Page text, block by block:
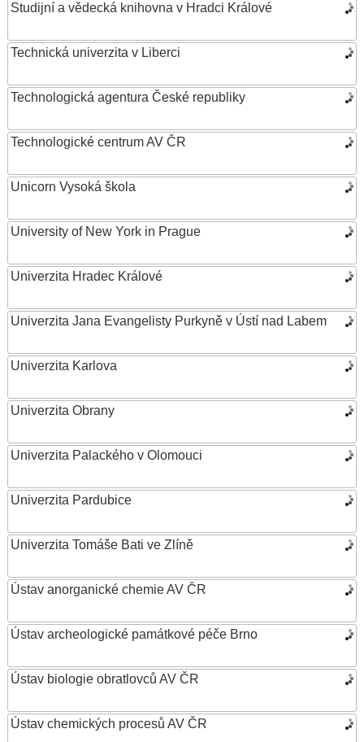
Studijní a vědecká knihovna v Hradci Králové
Technická univerzita v Liberci
Technologická agentura České republiky
Technologické centrum AV ČR
Unicorn Vysoká škola
University of New York in Prague
Univerzita Hradec Králové
Univerzita Jana Evangelisty Purkyně v Ústí nad Labem
Univerzita Karlova
Univerzita Obrany
Univerzita Palackého v Olomouci
Univerzita Pardubice
Univerzita Tomáše Bati ve Zlíně
Ústav anorganické chemie AV ČR
Ústav archeologické památkové péče Brno
Ústav biologie obratlovců AV ČR
Ústav chemických procesů AV ČR